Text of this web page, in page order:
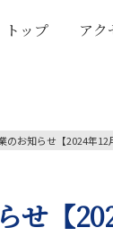
トップ アク
のお知らせ【2024年12
せ【